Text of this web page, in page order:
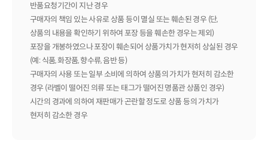
반품요청기간이 지난 경우
구매자의 책임 있는 사유로 상품 등이 멸실 또는 훼손된 경우 (단,
상품의 내용을 확인하기 위하여 포장 등을 훼손한 경우는 제외)
포장을 개봉하였으나 포장이 훼손되어 상품가치가 현저히 상실된 경우
(예: 식품, 화장품, 향수류, 음반 등)
구매자의 사용 또는 일부 소비에 의하여 상품의 가치가 현저히 감소한
경우 (라벨이 떨어진 의류 또는 태그가 떨어진 명품관 상품인 경우)
시간의 경과에 의하여 재판매가 곤란할 정도로 상품 등의 가치가
현저히 감소한 경우